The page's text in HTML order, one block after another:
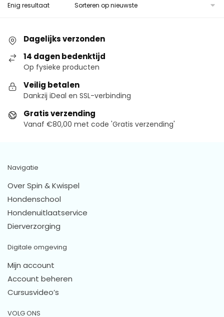
Enig resultaat
Dagelijks verzonden
14 dagen bedenktijd
Op fysieke producten
Veilig betalen
Dankzij iDeal en SSL-verbinding
Gratis verzending
Vanaf €80,00 met code 'Gratis verzending'
Navigatie
Over Spin & Kwispel
Hondenschool
Hondenuitlaatservice
Dierverzorging
Digitale omgeving
Mijn account
Account beheren
Cursusvideo’s
VOLG ONS